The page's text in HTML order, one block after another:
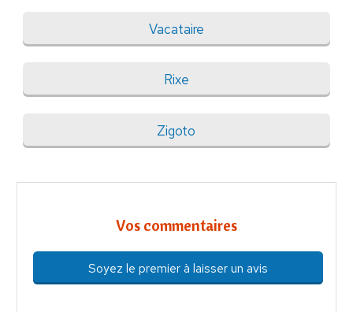
Vacataire
Rixe
Zigoto
Vos commentaires
Soyez le premier à laisser un avis